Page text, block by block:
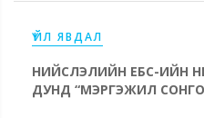
ҮЙЛ ЯВДАЛ
НИЙСЛЭЛИЙН ЕБС-ИЙН
ДУНД “МЭРГЭЖИЛ